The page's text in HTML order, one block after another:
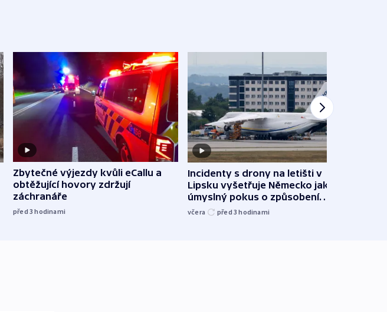
Zbytečné výjezdy kvůli eCallu a
obtěžující hovory zdržují
záchranáře
před 3hodinami
Incidenty s drony na letišti v
Lipsku vyšetřuje Německo jako
úmyslný pokus o způsobení
exploze
včera před 3hodinami